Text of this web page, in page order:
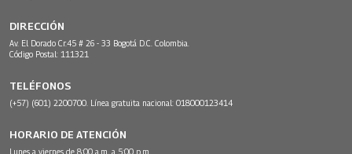
DIRECCIÓN
Av. El Dorado Cr.45 # 26 - 33 Bogotá D.C. Colombia.
Código Postal: 111321
TELÉFONOS
(+57) (601) 2200700. Línea gratuita nacional: 018000123414
HORARIO DE ATENCIÓN
Lunes a viernes de 8:00 a.m. a 5:00 p.m.